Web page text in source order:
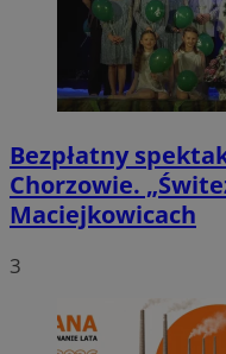
Bezpłatny
Chorzowie.
Maciejkowicach
3